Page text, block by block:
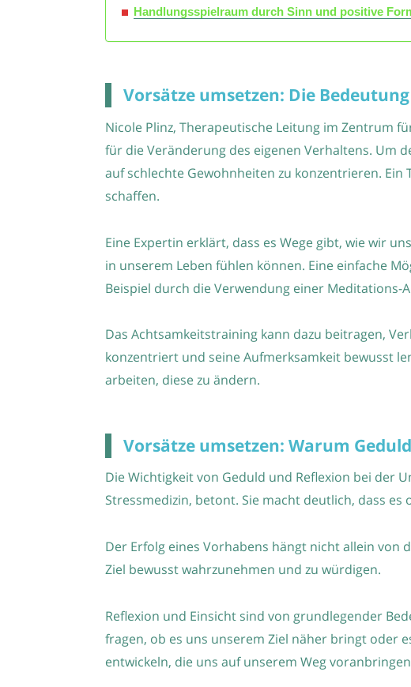
Handlungsspielraum durch Sinn und positive
Vorsätze umsetzen: Die
Nicole Plinz, Therapeutische Leitung im Zentrum
für die Veränderung des eigenen Verhaltens. Um
auf schlechte Gewohnheiten zu konzentrieren.
schaffen.
Eine Expertin erklärt, dass es Wege gibt, wie wir
in unserem Leben fühlen können. Eine einfache
Beispiel durch die Verwendung einer Meditations-
Das Achtsamkeitstraining kann dazu beitragen,
konzentriert und seine Aufmerksamkeit bewusst
arbeiten, diese zu ändern.
Vorsätze umsetzen: Warum
Die Wichtigkeit von Geduld und Reflexion bei der
Stressmedizin, betont. Sie macht deutlich, dass
Der Erfolg eines Vorhabens hängt nicht allein von
Ziel bewusst wahrzunehmen und zu würdigen.
Reflexion und Einsicht sind von grundlegender
fragen, ob es uns unserem Ziel näher bringt oder
entwickeln, die uns auf unserem Weg